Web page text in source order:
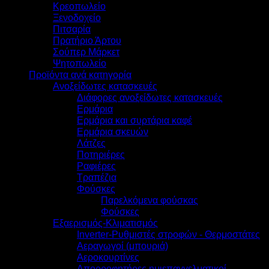
Κρεοπωλείο
Ξενοδοχείο
Πιτσαρία
Πρατήριο Άρτου
Σούπερ Μάρκετ
Ψητοπωλείο
Προϊόντα ανά κατηγορία
Ανοξείδωτες κατασκευές
Διάφορες ανοξείδωτες κατασκευές
Ερμάρια
Ερμάρια και συρτάρια καφέ
Ερμάρια σκευών
Λάτζες
Ποτηριέρες
Ραφιέρες
Τραπέζια
Φούσκες
Παρελκόμενα φούσκας
Φούσκες
Εξαερισμός-Κλιματισμός
Inverter-Ρυθμιστές στροφών - Θερμοστάτες
Αεραγωγοί (μπουριά)
Αεροκουρτίνες